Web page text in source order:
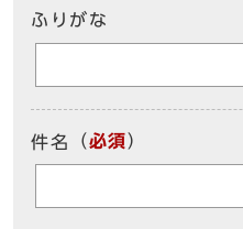
ふりがな
件名 （必須）